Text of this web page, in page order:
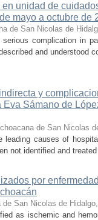
unidad de
mayo a octubre de
de San Nicolas de
complication in
and understood
y
Sámano de
de San Nicolas
leading causes of
not identified and
por
San Nicolas de Hidalgo
as ischemic and